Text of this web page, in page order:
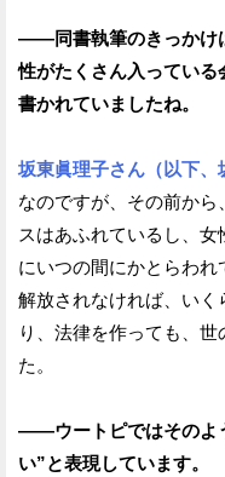
——同書執筆のきっかけ
性がたくさん入っている
書かれていましたね。
坂東眞理子さん（以下、
なのですが、その前か
スはあふれているし、
にいつの間にかとらわ
解放されなければ、いく
り、法律を作っても、
た。
——ウートピではそのよ
い”と表現しています。